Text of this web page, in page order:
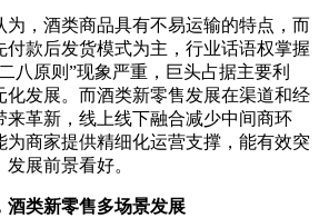
，酒类商品具有不易运输的特点，而
付款后发货模式为主，行业话语权掌握
八原则”现象严重，巨头占据主要利
化发展。而酒类新零售发展在渠道和经
来革新，线上线下融合减少中间商环
为商家提供精细化运营支撑，能有效突
展前景看好。
酒类新零售多场景发展